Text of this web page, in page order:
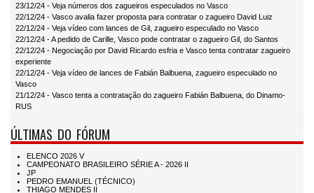
23/12/24 - Veja números dos zagueiros especulados no Vasco
22/12/24 - Vasco avalia fazer proposta para contratar o zagueiro David Luiz
22/12/24 - Veja vídeo com lances de Gil, zagueiro especulado no Vasco
22/12/24 - A pedido de Carille, Vasco pode contratar o zagueiro Gil, do Santos
22/12/24 - Negociação por David Ricardo esfria e Vasco tenta contratar zagueiro
experiente
22/12/24 - Veja vídeo de lances de Fabián Balbuena, zagueiro especulado no
Vasco
21/12/24 - Vasco tenta a contratação do zagueiro Fabián Balbuena, do Dinamo-
RUS
ÚLTIMAS DO FÓRUM